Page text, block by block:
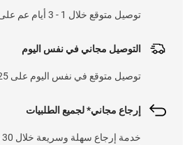
توصيل متوقع خلال 1 - 3 أيام عم على 25 د.ك
التوصيل مجاني في نفس اليوم
توصيل متوقع في نفس اليوم على 25 د.ك
إرجاع مجاني* لجميع الطلبيات